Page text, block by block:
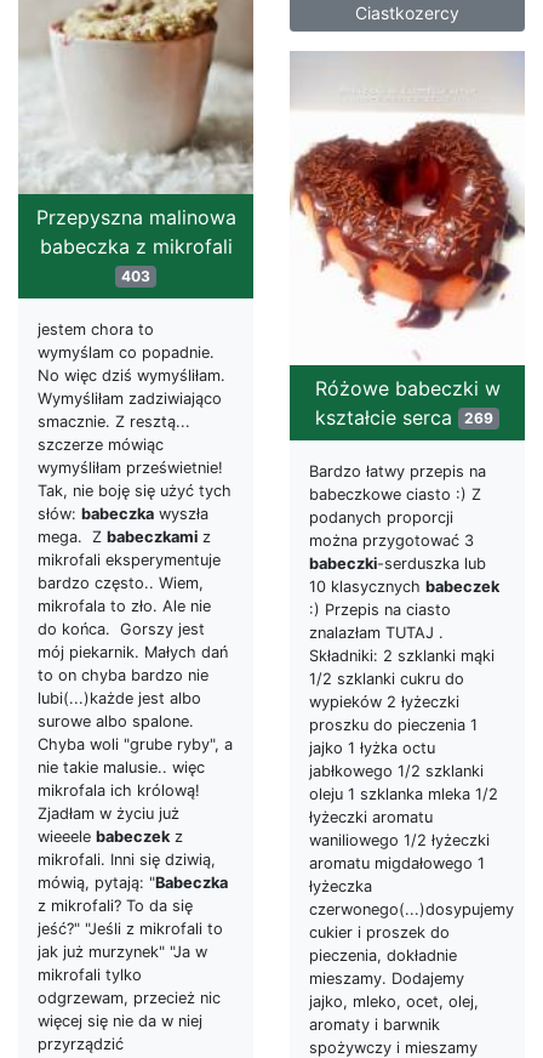
Ciastkozercy
Przepyszna malinowa
babeczka z mikrofali
403
jestem chora to
wymyślam co popadnie.
No więc dziś wymyśliłam.
Wymyśliłam zadziwiająco
smacznie. Z resztą...
szczerze mówiąc
wymyśliłam prześwietnie!
Tak, nie boję się użyć tych
słów: babeczka wyszła
mega. Z babeczkami z
mikrofali eksperymentuje
bardzo często.. Wiem,
mikrofala to zło. Ale nie
do końca. Gorszy jest
mój piekarnik. Małych dań
to on chyba bardzo nie
lubi(...)każde jest albo
surowe albo spalone.
Chyba woli "grube ryby", a
nie takie malusie.. więc
mikrofala ich królową!
Zjadłam w życiu już
wieeele babeczek z
mikrofali. Inni się dziwią,
mówią, pytają: "Babeczka
z mikrofali? To da się
jeść?" "Jeśli z mikrofali to
jak już murzynek" "Ja w
mikrofali tylko
odgrzewam, przecież nic
więcej się nie da w niej
przyrządzić
Różowe babeczki w
kształcie serca 269
Bardzo łatwy przepis na
babeczkowe ciasto :) Z
podanych proporcji
można przygotować 3
babeczki-serduszka lub
10 klasycznych babeczek
:) Przepis na ciasto
znalazłam TUTAJ .
Składniki: 2 szklanki mąki
1/2 szklanki cukru do
wypieków 2 łyżeczki
proszku do pieczenia 1
jajko 1 łyżka octu
jabłkowego 1/2 szklanki
oleju 1 szklanka mleka 1/2
łyżeczki aromatu
waniliowego 1/2 łyżeczki
aromatu migdałowego 1
łyżeczka
czerwonego(...)dosypujemy
cukier i proszek do
pieczenia, dokładnie
mieszamy. Dodajemy
jajko, mleko, ocet, olej,
aromaty i barwnik
spożywczy i mieszamy